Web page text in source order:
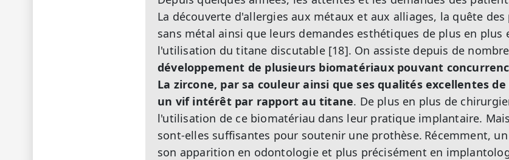
La découverte d'allergies aux métaux et aux alliages, la quête
sans métal ainsi que leurs demandes esthétiques de plus en plus
l'utilisation du titane discutable [18]. On assiste depuis de
développement de plusieurs biomatériaux pouvant
La zircone, par sa couleur ainsi que ses qualités excellentes
un vif intérêt par rapport au titane. De plus en plus de
l'utilisation de ce biomatériau dans leur pratique implantaire.
sont-elles suffisantes pour soutenir une prothèse. Récemment,
son apparition en odontologie et plus précisément en